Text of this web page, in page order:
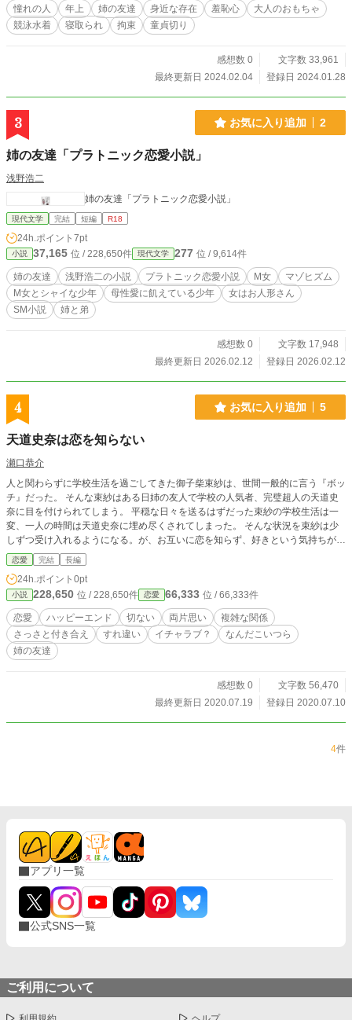
憧れの人 年上 姉の友達 身近な存在 羞恥心
大人のおもちゃ
競泳水着
寝取られ 拘束 童貞切り
感想数 0
文字数 33,961
最終更新日 2024.02.04
登録日 2024.01.28
3 お気に入り追加 2
姉の友達「プラトニック恋愛小説」
浅野浩二
姉の友達「プラトニック恋愛小説」
現代文学 完結 短編 R18
24h.ポイント 7pt
小説 37,165 位 / 228,650件 現代文学 277 位 / 9,614件
姉の友達 浅野浩二の小説 プラトニック恋愛小説 M女
マゾヒズム
М女とシャイな少年
母性愛に飢えている少年
女はお人形さん
SМ小説
姉と弟
感想数 0
文字数 17,948
最終更新日 2026.02.12
登録日 2026.02.12
4 お気に入り追加 5
天道史奈は恋を知らない
瀬口恭介
人と関わらずに学校生活を過ごしてきた御子柴束紗は、世間一般的に言う『ボッ
チ』だった。 そんな束紗はある日姉の友人で学校の人気者、完璧超人の天道史
奈に目を付けられてしまう。 平穏な日々を送るはずだった束紗の学校生活は一
変、一人の時間は天道史奈に埋め尽くされてしまった。 そんな状況を束紗は少
しずつ受け入れるようになる。が、お互いに恋を知らず、好きという気持ちがど
ういうものなのか分からないまま仲が深まっていた。 これは、恋を知らない少
年と少女が本物の恋愛を求める物語。 ・この作品は小説家になろう様でも投稿
しております。 ・毎日二話ずつ更新します。 ・ハッピーエンド予定です。
恋愛 完結 長編
24h.ポイント 0pt
小説 228,650 位 / 228,650件 恋愛 66,333 位 / 66,333件
恋愛 ハッピーエンド 切ない 両片思い
複雑な関係
さっさと付き合え
すれ違い イチャラブ？
なんだこいつら
姉の友達
感想数 0
文字数 56,470
最終更新日 2020.07.19
登録日 2020.07.10
4件
アプリ一覧
公式SNS一覧
ご利用について